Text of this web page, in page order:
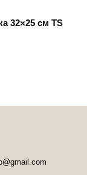
32×25 см TS